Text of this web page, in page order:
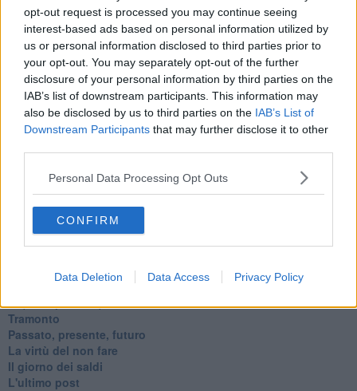
opt-out request is processed you may continue seeing
interest-based ads based on personal information utilized by
us or personal information disclosed to third parties prior to
your opt-out. You may separately opt-out of the further
disclosure of your personal information by third parties on the
IAB’s list of downstream participants. This information may
also be disclosed by us to third parties on the IAB’s List of
Downstream Participants that may further disclose it to other
Personal Data Processing Opt Outs
CONFIRM
Data Deletion Data Access Privacy Policy
Diseducazione televisiva e inerzia della politica
Foto storica
Esequie solenni
Nostalgia del sangue blu
Teste calde
Non avere e non essere
Armiamoci e... avviatevi
Da Capodanno a Carnevale
Sor-riso amaro
Fine anno al ristorante
La festa di Capodanno
Natale 2024
Re e regnanti
A noi interessa il dito non la luna
Una performance
Il compagno
Tramonto
Passato, presente, futuro
La virtù del non fare
Il giorno dei saldi
L'ultimo post